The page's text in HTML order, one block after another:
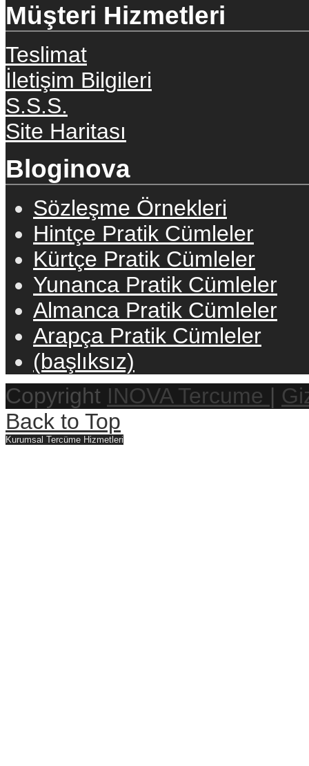
Müşteri Hizmetleri
Teslimat
İletişim Bilgileri
S.S.S.
Site Haritası
Bloginova
Sözleşme Örnekleri
Hintçe Pratik Cümleler
Kürtçe Pratik Cümleler
Yunanca Pratik Cümleler
Almanca Pratik Cümleler
Arapça Pratik Cümleler
(başlıksız)
Copyright INOVA Tercume |
Back to Top
Kurumsal Tercüme Hizmetleri